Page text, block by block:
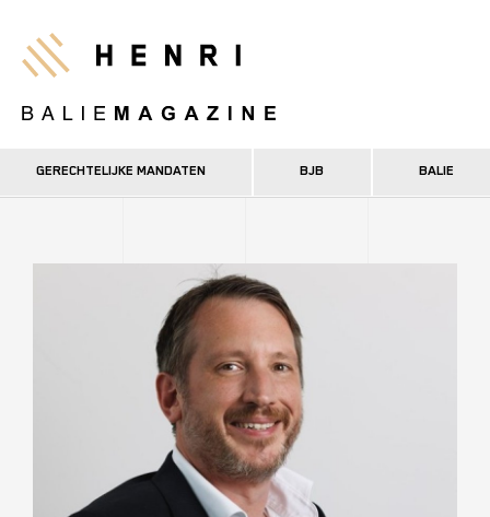
naar
inhoud
Henri
GERECHTELIJKE MANDATEN BJB BALIE